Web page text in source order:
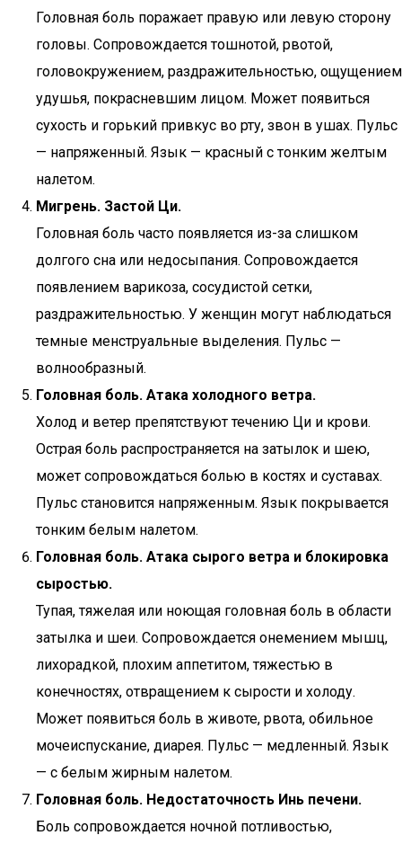
Головная боль поражает правую или левую сторону
головы. Сопровождается тошнотой, рвотой,
головокружением, раздражительностью, ощущением
удушья, покрасневшим лицом. Может появиться
сухость и горький привкус во рту, звон в ушах. Пульс
— напряженный. Язык — красный с тонким желтым
налетом.
Мигрень. Застой Ци.
Головная боль часто появляется из-за слишком
долгого сна или недосыпания. Сопровождается
появлением варикоза, сосудистой сетки,
раздражительностью. У женщин могут наблюдаться
темные менструальные выделения. Пульс —
волнообразный.
Головная боль. Атака холодного ветра.
Холод и ветер препятствуют течению Ци и крови.
Острая боль распространяется на затылок и шею,
может сопровождаться болью в костях и суставах.
Пульс становится напряженным. Язык покрывается
тонким белым налетом.
Головная боль. Атака сырого ветра и блокировка
сыростью.
Тупая, тяжелая или ноющая головная боль в области
затылка и шеи. Сопровождается онемением мышц,
лихорадкой, плохим аппетитом, тяжестью в
конечностях, отвращением к сырости и холоду.
Может появиться боль в животе, рвота, обильное
мочеиспускание, диарея. Пульс — медленный. Язык
— с белым жирным налетом.
Головная боль. Недостаточность Инь печени.
Боль сопровождается ночной потливостью,